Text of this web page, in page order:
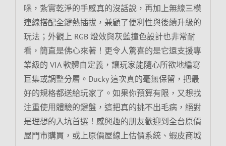
噪，紮實乾淨的手感真的沒話說，再加上無線三模
連線搭配全鍵熱插拔，兼顧了便利性與後續升級的
玩法；外觀上 RGB 燈效與灰藍撞色設計也非常耐
看，簡直是佛心來著！更令人驚喜的是它還支援專
業級的 VIA 軟體自定義，讓玩家能隨心所欲地編寫
巨集或調整分層。Ducky 這次真的毫無保留，把最
好的規格都送給玩家了。如果你預算有限，又想找
注重使用體驗的鍵盤，這把真的挑不出毛病，絕對
是理想的入坑首選！感興趣的朋友歡迎到全台原價
屋門市購買，或上原價屋線上估價系統、蝦皮商城